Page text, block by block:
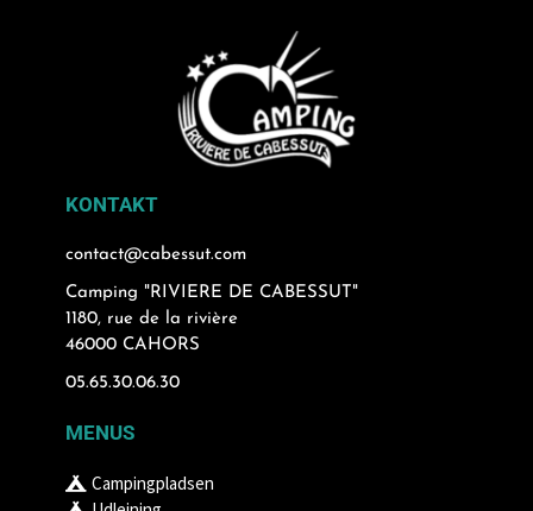
KONTAKT
contact@cabessut.com
Camping "RIVIERE DE CABESSUT"
1180, rue de la rivière
46000 CAHORS
05.65.30.06.30
MENUS
Campingpladsen